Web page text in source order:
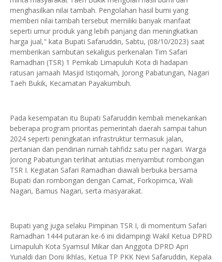
menghasilkan nilai tambah. Pengolahan hasil bumi yang
memberi nilai tambah tersebut memiliki banyak manfaat
seperti umur produk yang lebih panjang dan meningkatkan
harga jual," kata Bupati Safaruddin, Sabtu, (08/10/2023) saat
memberikan sambutan sekaligus perkenalan Tim Safari
Ramadhan (TSR) 1 Pemkab Limapuluh Kota di hadapan
ratusan jamaah Masjid Istiqomah, Jorong Pabatungan, Nagari
Taeh Bukik, Kecamatan Payakumbuh.
Pada kesempatan itu Bupati Safaruddin kembali menekankan
beberapa program prioritas pemerintah daerah sampai tahun
2024 seperti peningkatan infrastruktur termasuk jalan,
pertanian dan pendirian rumah tahfidz satu per nagari. Warga
Jorong Pabatungan terlihat antutias menyambut rombongan
TSR I. Kegiatan Safari Ramadhan diawali berbuka bersama
Bupati dan rombongan dengan Camat, Forkopimca, Wali
Nagari, Bamus Nagari, serta masyarakat.
Bupati yang juga selaku Pimpinan TSR I, di momentum Safari
Ramadhan 1444 putaran ke-6 ini didampingi Wakil Ketua DPRD
Limapuluh Kota Syamsul Mikar dan Anggota DPRD Apri
Yunaldi dan Doni Ikhlas, Ketua TP PKK Nevi Safaruddin, Kepala